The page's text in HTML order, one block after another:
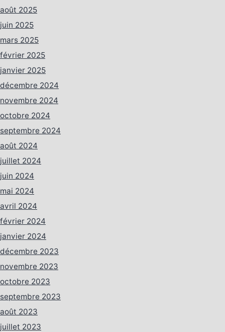
août 2025
juin 2025
mars 2025
février 2025
janvier 2025
décembre 2024
novembre 2024
octobre 2024
septembre 2024
août 2024
juillet 2024
juin 2024
mai 2024
avril 2024
février 2024
janvier 2024
décembre 2023
novembre 2023
octobre 2023
septembre 2023
août 2023
juillet 2023